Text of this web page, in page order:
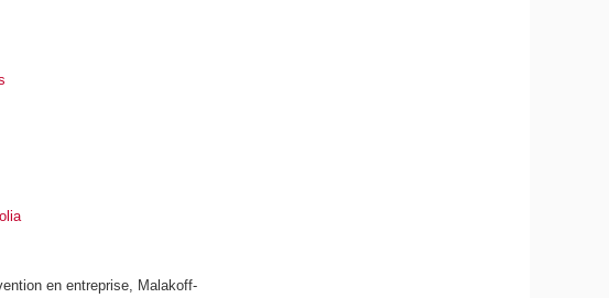
en entreprise, Malakoff-